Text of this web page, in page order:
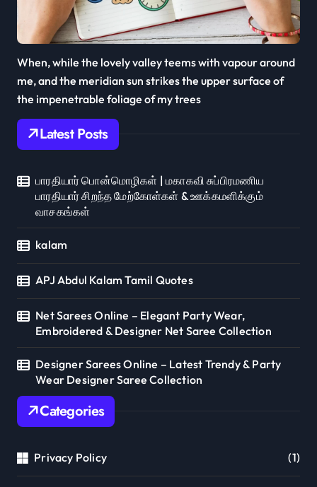
When, while the lovely valley teems with vapour around
me, and the meridian sun strikes the upper surface of
the impenetrable foliage of my trees
Latest Posts
பாரதியார் பொன்மொழிகள் | மகாகவி சுப்பிரமணிய
பாரதியார் சிறந்த மேற்கோள்கள் & ஊக்கமளிக்கும்
வாசகங்கள்
kalam
APJ Abdul Kalam Tamil Quotes
Net Sarees Online – Elegant Party Wear,
Embroidered & Designer Net Saree Collection
Designer Sarees Online – Latest Trendy & Party
Wear Designer Saree Collection
Categories
Privacy Policy (1)